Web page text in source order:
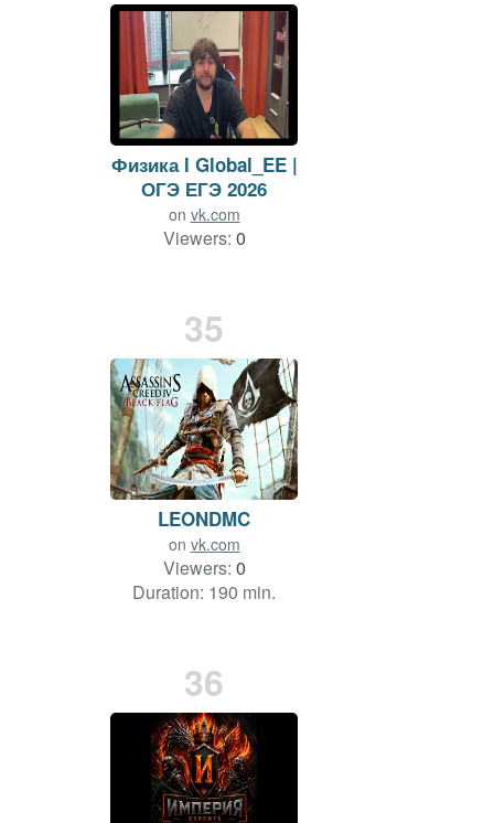
Физика l Global_EE |
ОГЭ ЕГЭ 2026
on vk.com
Viewers: 0
35
LEONDMC
on vk.com
Viewers: 0
Duration: 190 min.
36